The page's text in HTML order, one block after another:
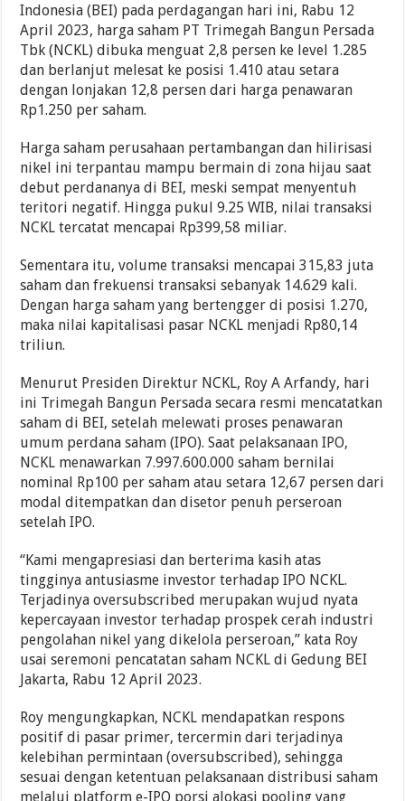
Indonesia (BEI) pada perdagangan hari ini, Rabu 12
April 2023, harga saham PT Trimegah Bangun Persada
Tbk (NCKL) dibuka menguat 2,8 persen ke level 1.285
dan berlanjut melesat ke posisi 1.410 atau setara
dengan lonjakan 12,8 persen dari harga penawaran
Rp1.250 per saham.
Harga saham perusahaan pertambangan dan hilirisasi
nikel ini terpantau mampu bermain di zona hijau saat
debut perdananya di BEI, meski sempat menyentuh
teritori negatif. Hingga pukul 9.25 WIB, nilai transaksi
NCKL tercatat mencapai Rp399,58 miliar.
Sementara itu, volume transaksi mencapai 315,83 juta
saham dan frekuensi transaksi sebanyak 14.629 kali.
Dengan harga saham yang bertengger di posisi 1.270,
maka nilai kapitalisasi pasar NCKL menjadi Rp80,14
triliun.
Menurut Presiden Direktur NCKL, Roy A Arfandy, hari
ini Trimegah Bangun Persada secara resmi mencatatkan
saham di BEI, setelah melewati proses penawaran
umum perdana saham (IPO). Saat pelaksanaan IPO,
NCKL menawarkan 7.997.600.000 saham bernilai
nominal Rp100 per saham atau setara 12,67 persen dari
modal ditempatkan dan disetor penuh perseroan
setelah IPO.
“Kami mengapresiasi dan berterima kasih atas
tingginya antusiasme investor terhadap IPO NCKL.
Terjadinya oversubscribed merupakan wujud nyata
kepercayaan investor terhadap prospek cerah industri
pengolahan nikel yang dikelola perseroan,” kata Roy
usai seremoni pencatatan saham NCKL di Gedung BEI
Jakarta, Rabu 12 April 2023.
Roy mengungkapkan, NCKL mendapatkan respons
positif di pasar primer, tercermin dari terjadinya
kelebihan permintaan (oversubscribed), sehingga
sesuai dengan ketentuan pelaksanaan distribusi saham
melalui platform e-IPO porsi alokasi pooling yang